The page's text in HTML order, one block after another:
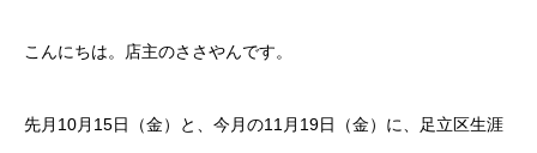
こんにちは。店主のささやんです。
先月10月15日（金）と、今月の11月19日（金）に、足立区生涯